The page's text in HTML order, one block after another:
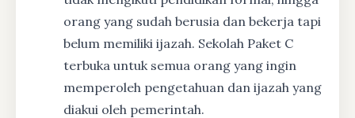
orang yang sudah berusia dan bekerja tapi
belum memiliki ijazah. Sekolah Paket C
terbuka untuk semua orang yang ingin
memperoleh pengetahuan dan ijazah yang
diakui oleh pemerintah.